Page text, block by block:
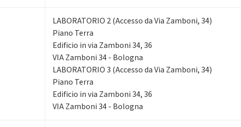
LABORATORIO 2 (Accesso da Via Zamboni, 34)
Piano Terra
Edificio in via Zamboni 34, 36
VIA Zamboni 34 - Bologna
LABORATORIO 3 (Accesso da Via Zamboni, 34)
Piano Terra
Edificio in via Zamboni 34, 36
VIA Zamboni 34 - Bologna